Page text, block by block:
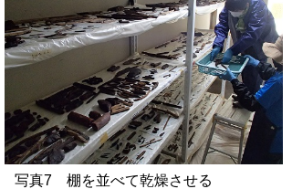
写真7 棚を並べて乾燥させる